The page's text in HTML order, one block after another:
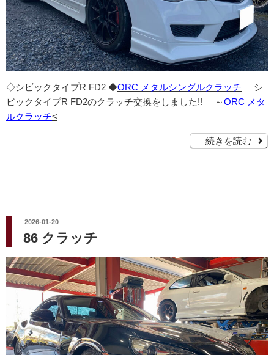
◇シビックタイプR FD2 ◆ORC メタルシングルクラッチ シ
ビックタイプR FD2のクラッチ交換をしました!! ～ORC メタ
ルクラッチ<
続きを読む
投
稿
日:
2026-01-20
86 クラッチ